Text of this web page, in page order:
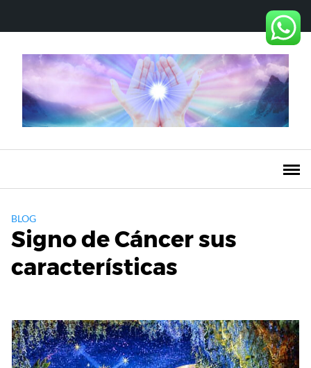
contenido
BLOG
Signo de Cáncer sus
características